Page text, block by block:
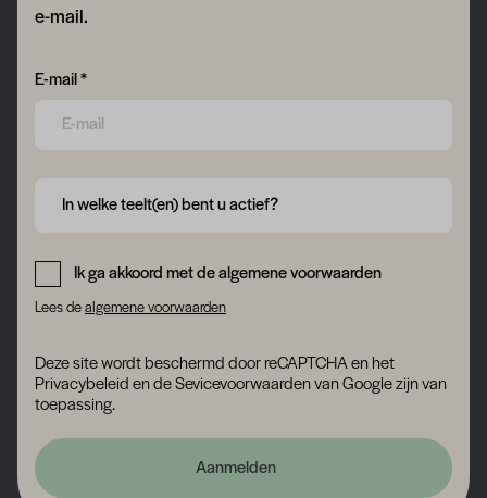
e-mail.
Form field 6a769ea6b448a
E-mail *
In welke teelt(en) bent u actief?
Form field 6a769ea6b77b0
Ik ga akkoord met de algemene voorwaarden
Lees de algemene voorwaarden
Deze site wordt beschermd door reCAPTCHA en het
Privacybeleid ende Sevicevoorwaardenvan Google zijn van
toepassing.
Aanmelden